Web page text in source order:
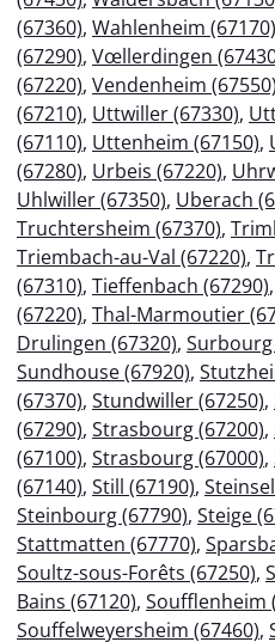
(67360), Wahlenheim (67170)
(67290), Vœllerdingen
(67220), Vendenheim (67550)
(67210), Uttwiller (67330),
(67110), Uttenheim (67150),
(67280), Urbeis (67220),
Uhlwiller (67350), Uberach
Truchtersheim (67370),
Triembach-au-Val (67220),
(67310), Tieffenbach (67290),
(67220), Thal-Marmoutier
Drulingen (67320), Surbourg
Sundhouse (67920),
(67370), Stundwiller (67250),
(67290), Strasbourg (67200),
(67100), Strasbourg (67000),
(67140), Still (67190),
Steinbourg (67790), Steige
Stattmatten (67770),
Soultz-sous-Forêts (67250),
Bains (67120), Soufflenheim
Souffelweyersheim (67460),